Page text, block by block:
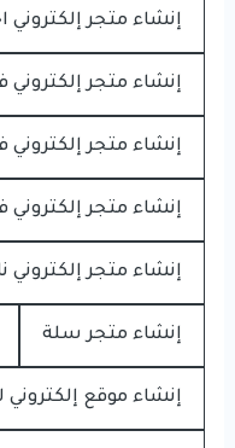
إنشاء متجر إلكتروني
إنشاء متجر إلكتروني
إنشاء متجر
إنشاء متجر إلكتروني
إنشاء متجر إلكتروني
إنشاء متجر سلة
إنشاء موقع